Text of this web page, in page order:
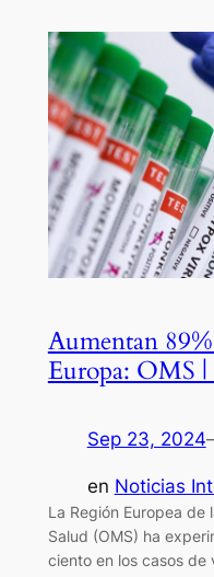
Aumentan
Europa: OMS
Sep 23, 2024
en Noticias
La Región Europea de
Salud (OMS) ha
ciento en los casos de